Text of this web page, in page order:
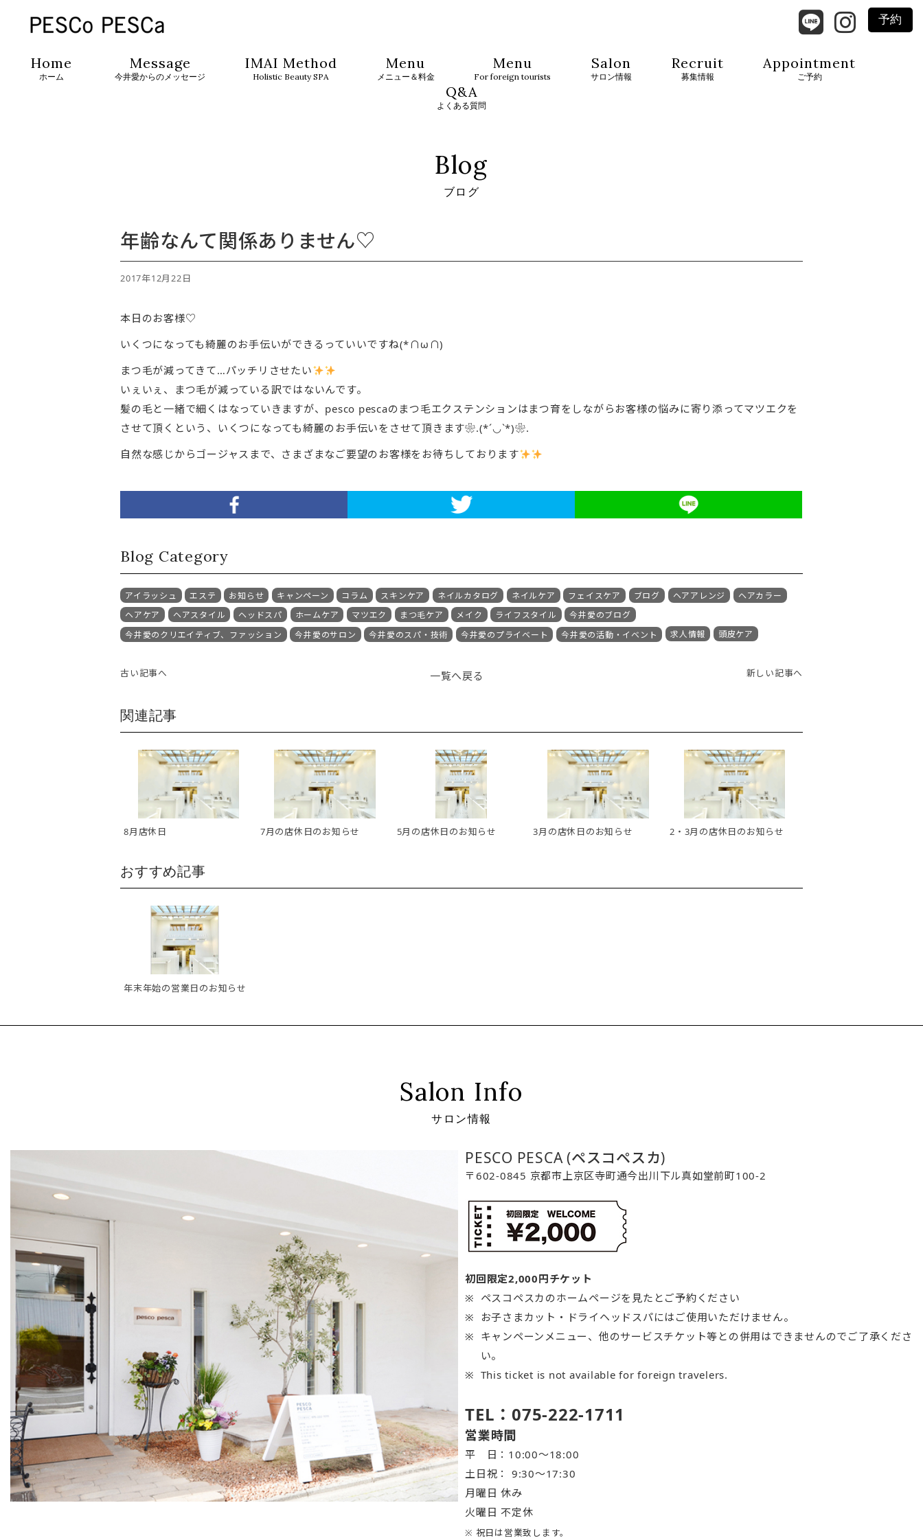
Home
ホーム
Message
今井愛からのメッセージ
IMAI Method
Holistic Beauty SPA
Menu
メニュー＆料金
Menu
For foreign tourists
Salon
サロン情報
Recruit
募集情報
Appointment
ご予約
Q&A
よくある質問
予約
Blog
ブログ
年齢なんて関係ありません♡
2017年12月22日
本日のお客様♡
いくつになっても綺麗のお手伝いができるっていいですね(*∩ω∩)
まつ毛が減ってきて…パッチリさせたい
いぇいぇ、まつ毛が減っている訳ではないんです。
髪の毛と一緒で細くはなっていきますが、pesco pescaのまつ毛エクステンションはまつ育をしながらお客様の悩みに寄り添ってマツエクを
させて頂くという、いくつになっても綺麗のお手伝いをさせて頂きます❀.(*´◡`*)❀.
自然な感じからゴージャスまで、さまざまなご要望のお客様をお待ちしております
Blog Category
アイラッシュ エステ お知らせ キャンペーン コラム スキンケア ネイルカタログ ネイルケア フェイスケア ブログ ヘアアレンジ
ヘアカラー
ヘアケア
ヘアスタイル ヘッドスパ ホームケア マツエク まつ毛ケア メイク ライフスタイル
今井愛のブログ
今井愛のクリエイティブ、ファッション
今井愛のサロン 今井愛のスパ・技術 今井愛のプライベート 今井愛の活動・イベント 求人情報 頭皮ケア
古い記事へ 一覧へ戻る 新しい記事へ
関連記事
8月店休日 7月の店休日のお知らせ 5月の店休日のお知らせ 3月の店休日のお知らせ 2・3月の店休日のお知らせ
おすすめ記事
年末年始の営業日のお知らせ
Salon Info
サロン情報
PESCO PESCA (ペスコペスカ)
〒602-0845 京都市上京区寺町通今出川下ル真如堂前町100-2
初回限定2,000円チケット
ペスコペスカのホームページを見たとご予約ください
お子さまカット・ドライヘッドスパにはご使用いただけません。
キャンペーンメニュー、他のサービスチケット等との併用はできませんのでご了承くださ
い。
This ticket is not available for foreign travelers.
TEL：075-222-1711
営業時間
平 日：10:00～18:00
土日祝： 9:30〜17:30
月曜日 休み
火曜日 不定休
※ 祝日は営業致します。